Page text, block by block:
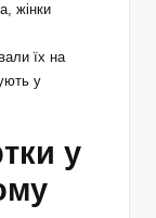
жінки
їх на
у
у